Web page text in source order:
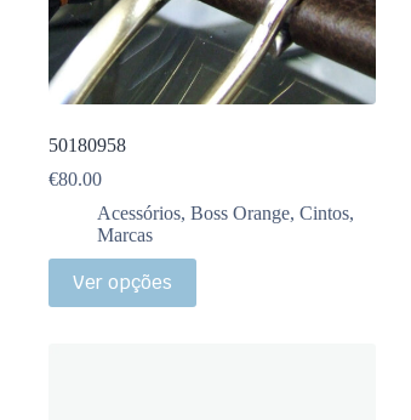
50180958
€80.00
Acessórios, Boss Orange, Cintos,
Marcas
Ver opções